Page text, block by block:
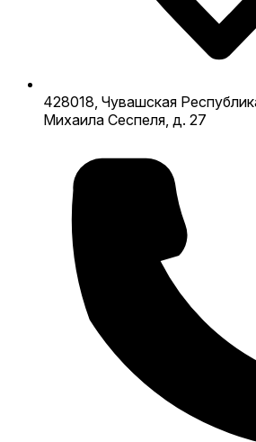
428018, Чувашская
Михаила Сеспеля, д. 27